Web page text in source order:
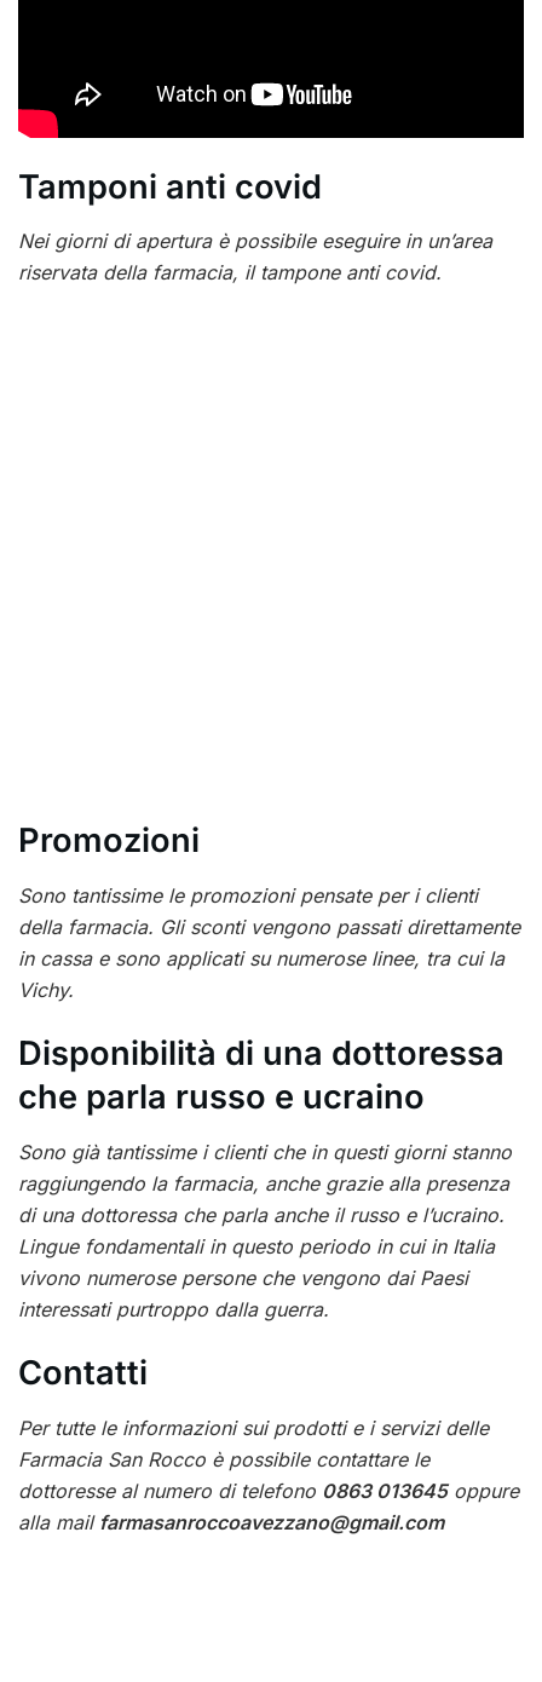
Tamponi anti covid
Nei giorni di apertura è possibile eseguire in un’area
riservata della farmacia, il tampone anti covid.
Promozioni
Sono tantissime le promozioni pensate per i clienti
della farmacia. Gli sconti vengono passati direttamente
in cassa e sono applicati su numerose linee, tra cui la
Vichy.
Disponibilità di una dottoressa
che parla russo e ucraino
Sono già tantissime i clienti che in questi giorni stanno
raggiungendo la farmacia, anche grazie alla presenza
di una dottoressa che parla anche il russo e l’ucraino.
Lingue fondamentali in questo periodo in cui in Italia
vivono numerose persone che vengono dai Paesi
interessati purtroppo dalla guerra.
Contatti
Per tutte le informazioni sui prodotti e i servizi delle
Farmacia San Rocco è possibile contattare le
dottoresse al numero di telefono 0863 013645oppure
alla mail farmasanroccoavezzano@gmail.com